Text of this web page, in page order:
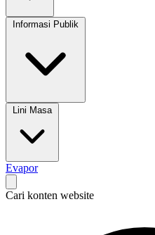
Informasi Publik
Lini Masa
Evapor
Cari konten website